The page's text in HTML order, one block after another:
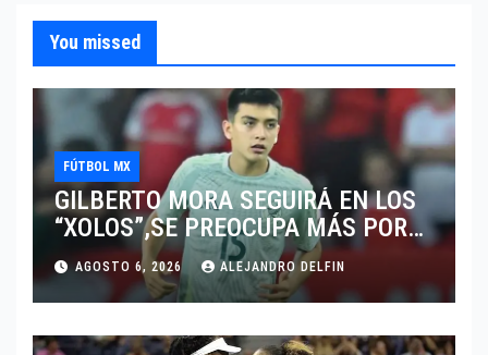
You missed
FÚTBOL MX
GILBERTO MORA SEGUIRÁ EN LOS
“XOLOS”,SE PREOCUPA MÁS POR
JUGAR EN SU EQUIPO.
AGOSTO 6, 2026 ALEJANDRO DELFIN